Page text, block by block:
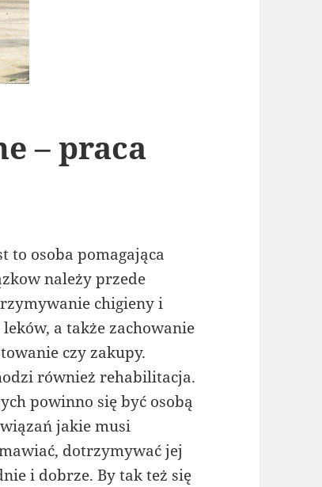
– praca
to osoba pomagająca
należy przede
chigieny i
a także zachowanie
czy zakupy.
również rehabilitacja.
powinno się być osobą
jakie musi
dotrzymywać jej
i dobrze. By tak też się